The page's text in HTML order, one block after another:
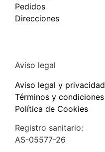
Pedidos
Direcciones
Aviso legal
Aviso legal y privacidad
Términos y condiciones
Política de Cookies
Registro sanitario:
AS-05577-26